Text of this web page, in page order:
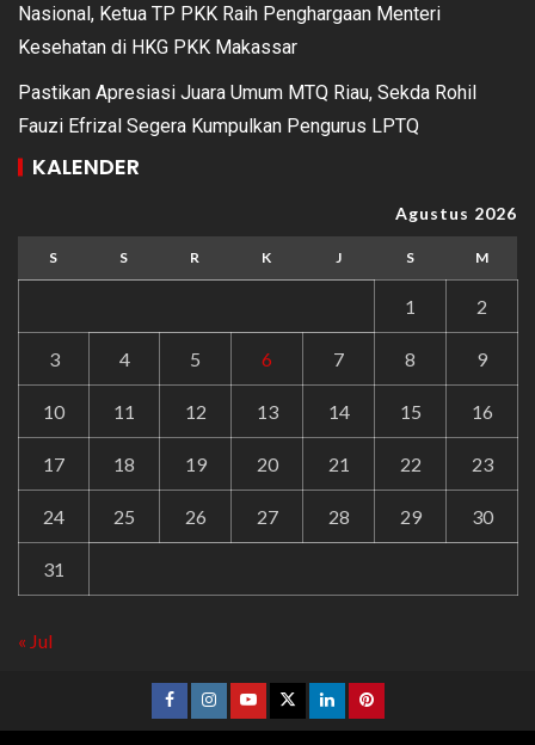
Nasional, Ketua TP PKK Raih Penghargaan Menteri
Kesehatan di HKG PKK Makassar
Pastikan Apresiasi Juara Umum MTQ Riau, Sekda Rohil
Fauzi Efrizal Segera Kumpulkan Pengurus LPTQ
KALENDER
Agustus 2026
S S R K J S M
1 2
3 4 5 6 7 8 9
10 11 12 13 14 15 16
17 18 19 20 21 22 23
24 25 26 27 28 29 30
31
« Jul